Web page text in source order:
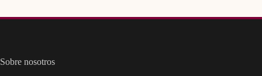
Sobre nosotros